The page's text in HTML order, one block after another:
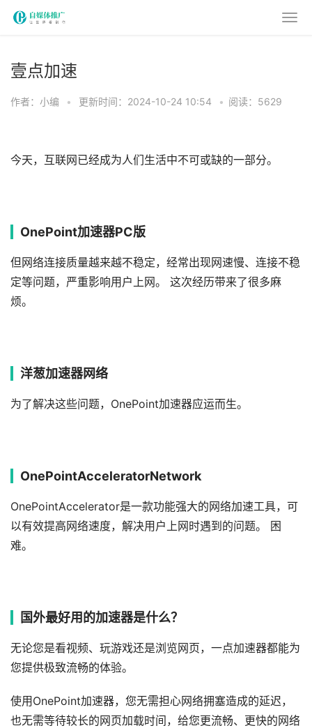
壹点加速
作者：小编 • 更新时间：2024-10-24 10:54 • 阅读：5629
今天，互联网已经成为人们生活中不可或缺的一部分。
OnePoint加速器PC版
但网络连接质量越来越不稳定，经常出现网速慢、连接不稳
定等问题，严重影响用户上网。 这次经历带来了很多麻
烦。
洋葱加速器网络
为了解决这些问题，OnePoint加速器应运而生。
OnePointAcceleratorNetwork
OnePointAccelerator是一款功能强大的网络加速工具，可
以有效提高网络速度，解决用户上网时遇到的问题。 困
难。
国外最好用的加速器是什么？
无论您是看视频、玩游戏还是浏览网页，一点加速器都能为
您提供极致流畅的体验。
使用OnePoint加速器，您无需担心网络拥塞造成的延迟，
也无需等待较长的网页加载时间，给您更流畅、更快的网络